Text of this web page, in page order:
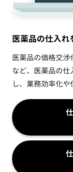
医薬品の仕入れ
医薬品の価格交
など、医薬品の
し、業務効率化や